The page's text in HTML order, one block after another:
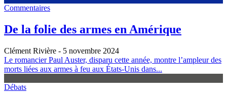
Commentaires
De la folie des armes en Amérique
Clément Rivière - 5 novembre 2024
Le romancier Paul Auster, disparu cette année, montre l’ampleur des
morts liées aux armes à feu aux États-Unis dans...
Débats